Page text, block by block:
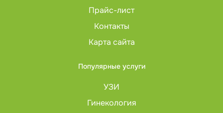
Прайс-лист
Контакты
Карта сайта
Популярные услуги
УЗИ
Гинекология